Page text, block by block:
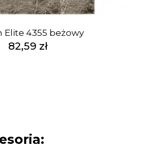
Elite 4355 beżowy
82,59 zł